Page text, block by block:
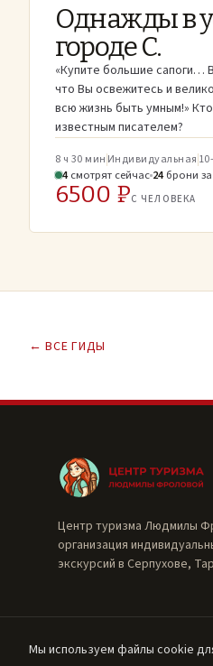
Мы используем файлы cookie
Однажды в
городе С.
«Купите большие сапоги…
что Вы освежитесь и
всю жизнь быть умным!»
известным писателем?
8 ч 30 мин Индивидуальная
4 смотрят сейчас 24 брони
6500 ₽С ЧЕЛОВЕКА
← ВСЕ ГИДЫ
Центр туризма Людмилы
организация
экскурсий в Серпухове,
© 2016–2026, ИП Фролова